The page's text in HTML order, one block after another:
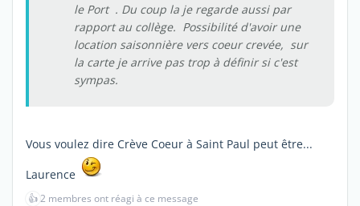
le Port . Du coup la je regarde aussi par
rapport au collège. Possibilité d'avoir une
location saisonnière vers coeur crevée, sur
la carte je arrive pas trop à définir si c'est
sympas.
Vous voulez dire Crève Coeur à Saint Paul peut être...
Laurence
👍2 membres ont réagi à ce message